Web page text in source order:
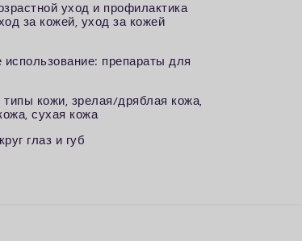
уход и профилактика
за кожей, уход за кожей
препараты для
кожи, зрелая/дряблая кожа,
сухая кожа
глаз и губ